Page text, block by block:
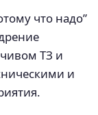
что надо”
ТЗ и
и